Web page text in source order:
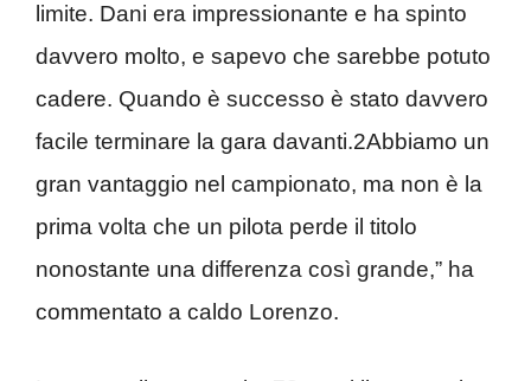
limite. Dani era impressionante e ha spinto
davvero molto, e sapevo che sarebbe potuto
cadere. Quando è successo è stato davvero
facile terminare la gara davanti.2Abbiamo un
gran vantaggio nel campionato, ma non è la
prima volta che un pilota perde il titolo
nonostante una differenza così grande,” ha
commentato a caldo Lorenzo.